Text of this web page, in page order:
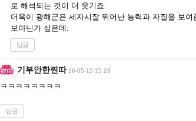
로 해석되는 것이 더 웃기죠.
더욱이 광해군은 세자시잘 뛰어난 능력과 자질을 보
보아닌가 싶은데.
답글
기부안한찐따 26-05-15 15:23
ㅋㅋㅋㅋㅋㅋㅋㅋ
답글